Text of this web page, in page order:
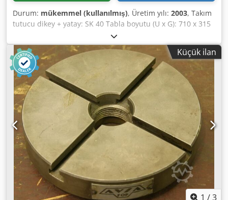
Durum: mükemmel (kullanılmış), Üretim yılı: 2003, Takım
tutucu dikey + yatay: SK 40 Tabla boyutu (U x G): 710 x 315
mm Dedpfx Aeziutzsc Iock Dikey mil devir aralığı: 63 – 2500
d/dak Yatay mil devir aralığı: 45 – 1800 d/dak Hareket
mesafeleri: X ekseni, boylamasına hareket, otomatik /
manuel: 400 / 420 mm Y ekseni, enine hareket, otomatik /
manuel: 220 / 228 mm + enine travers 375 mm Z ekseni,
dikey hareket, otomatik / manuel: 350 / 380 mm Pinol ayarı,
dikey elle: 80 mm Makine ölçüleri yaklaşık: 1550 x 1620 x
1850 mm Makine ağırlığı yaklaşık: 1300 kg Siegfried Volz
Takım Tezgahları Rüschebrinkstr. 151-153 DE - 44143
Dortmund - Wambel / Almanya
Küçük ilan
1 /3